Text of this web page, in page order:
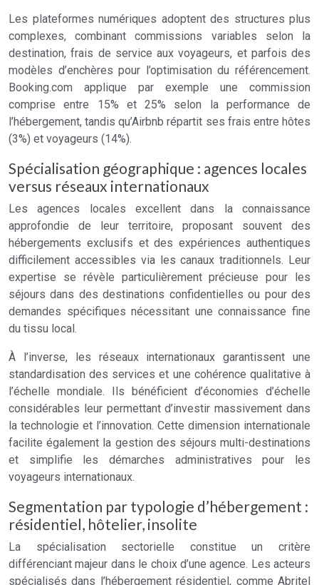
Les plateformes numériques adoptent des structures plus
complexes, combinant commissions variables selon la
destination, frais de service aux voyageurs, et parfois des
modèles d’enchères pour l’optimisation du référencement.
Booking.com applique par exemple une commission
comprise entre 15% et 25% selon la performance de
l’hébergement, tandis qu’Airbnb répartit ses frais entre hôtes
(3%) et voyageurs (14%).
Spécialisation géographique : agences locales
versus réseaux internationaux
Les agences locales excellent dans la connaissance
approfondie de leur territoire, proposant souvent des
hébergements exclusifs et des expériences authentiques
difficilement accessibles via les canaux traditionnels. Leur
expertise se révèle particulièrement précieuse pour les
séjours dans des destinations confidentielles ou pour des
demandes spécifiques nécessitant une connaissance fine
du tissu local.
À l’inverse, les réseaux internationaux garantissent une
standardisation des services et une cohérence qualitative à
l’échelle mondiale. Ils bénéficient d’économies d’échelle
considérables leur permettant d’investir massivement dans
la technologie et l’innovation. Cette dimension internationale
facilite également la gestion des séjours multi-destinations
et simplifie les démarches administratives pour les
voyageurs internationaux.
Segmentation par typologie d’hébergement :
résidentiel, hôtelier, insolite
La spécialisation sectorielle constitue un critère
différenciant majeur dans le choix d’une agence. Les acteurs
spécialisés dans l’hébergement résidentiel, comme Abritel